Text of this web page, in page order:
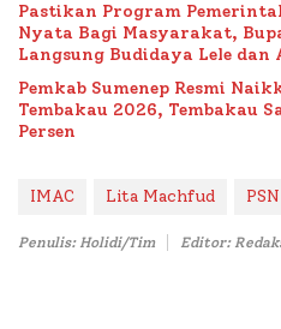
Pastikan Program
Nyata Bagi Masyarakat,
Langsung Budidaya Lele dan
Pemkab Sumenep Resmi
Tembakau 2026, Tembakau
Persen
IMAC Lita Machfud
Penulis: Holidi/Tim Editor: